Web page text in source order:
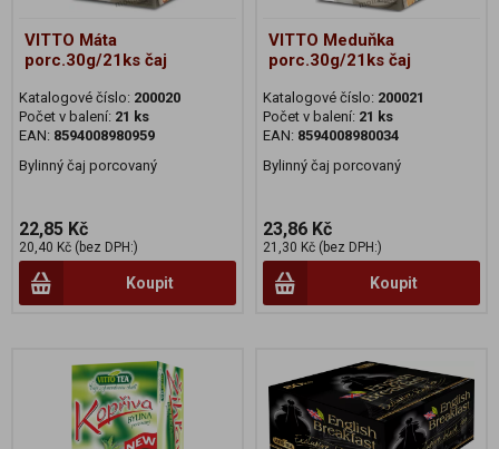
VITTO Máta
porc.30g/21ks čaj
Katalogové číslo: 200020
Počet v balení: 21 ks
EAN: 8594008980959
Bylinný čaj porcovaný
22,85 Kč
20,40 Kč (bez DPH:)
Koupit
VITTO Meduňka
porc.30g/21ks čaj
Katalogové číslo: 200021
Počet v balení: 21 ks
EAN: 8594008980034
Bylinný čaj porcovaný
23,86 Kč
21,30 Kč (bez DPH:)
Koupit